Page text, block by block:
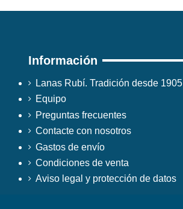
Información
Lanas Rubí. Tradición desde 1905
Equipo
Preguntas frecuentes
Contacte con nosotros
Gastos de envío
Condiciones de venta
Aviso legal y protección de datos